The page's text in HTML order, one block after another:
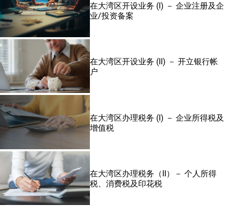
在大湾区开设业务 (I) － 企业注册及企
业/投资备案
在大湾区开设业务 (II) － 开立银行帐
户
在大湾区办理税务 (I) － 企业所得税及
增值税
在大湾区办理税务（II）－ 个人所得
税、消费税及印花税